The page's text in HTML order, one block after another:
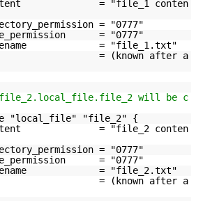
= "file_1 conten
= "0777"
= "0777"
= "file_1.txt"
= (known after a
will be c
"local_file" "file_2" {
= "file_2 conten
= "0777"
= "0777"
= "file_2.txt"
= (known after a